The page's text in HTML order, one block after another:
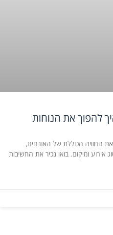
להפוך את הנוחות
את החוויה הכוללת של האורחים,
אירוע ומיקום. בואו נכיר את החשיבות